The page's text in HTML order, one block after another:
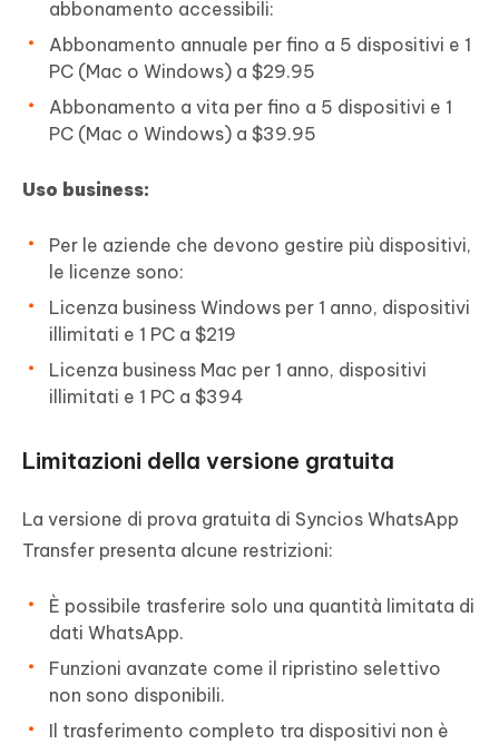
abbonamento accessibili:
Abbonamento annuale per fino a 5 dispositivi e 1
PC (Mac o Windows) a $29.95
Abbonamento a vita per fino a 5 dispositivi e 1
PC (Mac o Windows) a $39.95
Uso business:
Per le aziende che devono gestire più dispositivi,
le licenze sono:
Licenza business Windows per 1 anno, dispositivi
illimitati e 1 PC a $219
Licenza business Mac per 1 anno, dispositivi
illimitati e 1 PC a $394
Limitazioni della versione gratuita
La versione di prova gratuita di Syncios WhatsApp
Transfer presenta alcune restrizioni:
È possibile trasferire solo una quantità limitata di
dati WhatsApp.
Funzioni avanzate come il ripristino selettivo
non sono disponibili.
Il trasferimento completo tra dispositivi non è